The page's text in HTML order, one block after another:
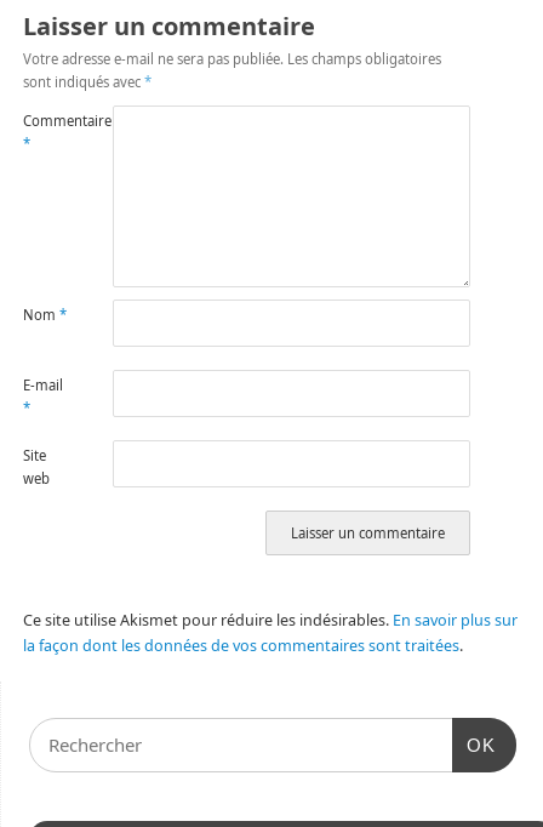
Laisser un commentaire
Votre adresse e-mail ne sera pas publiée. Les champs obligatoires
sont indiqués avec *
Commentaire
*
Nom *
E-mail
*
Site
web
Ce site utilise Akismet pour réduire les indésirables. En savoir plus sur
la façon dont les données de vos commentaires sont traitées.
OK